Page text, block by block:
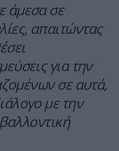
άμεσα σε
απαιτώντας
για την
σε αυτά,
με την